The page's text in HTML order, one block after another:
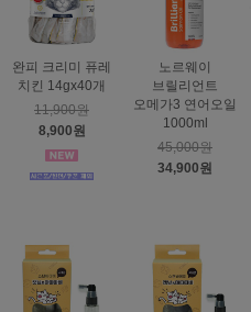
완피 크리미 퓨레
치킨 14gx40개
11,900원
8,900원
노르웨이
브릴리언트
오메가3 연어오일
1000ml
45,000원
34,900원